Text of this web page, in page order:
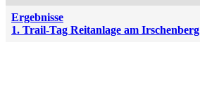
Ergebnisse
1. Trail-Tag Reitanlage am Irschenberg